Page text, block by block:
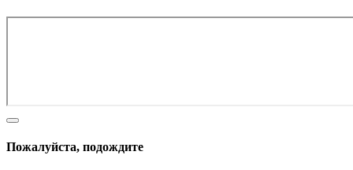
Пожалуйста, подождите